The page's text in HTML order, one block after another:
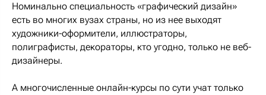
Номинально специальность «графический дизайн»
есть во многих вузах страны, но из нее выходят
художники-оформители, иллюстраторы,
полиграфисты, декораторы, кто угодно, только не веб-
дизайнеры.
А многочисленные онлайн-курсы по сути учат только